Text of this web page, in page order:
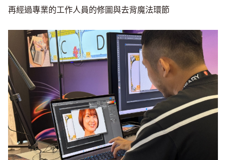
再經過專業的工作人員的修圖與去背魔法環節